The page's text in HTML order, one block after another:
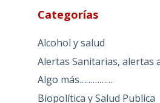
Categorías
Alcohol y salud
Alertas Sanitarias, alertas
Algo más……………
Biopolítica y Salud Publica